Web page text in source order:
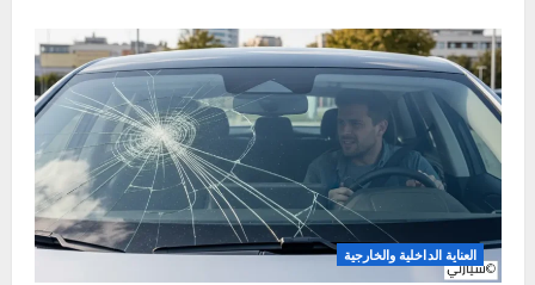
الفرق بين رحلة لا تُنسى وكابوس على الطريق يكمن في
خطوة واحدة: تجهيز سيارتك. أنت تخطط لكل...
اقرأ المزيد
المزيد
عن
تجهيز
السيارة
للرحلات
الموسمية
–
فحص